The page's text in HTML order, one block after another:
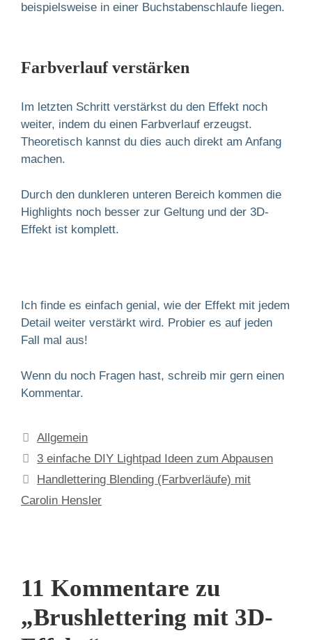
beispielsweise in einer Buchstabenschlaufe liegen.
Farbverlauf verstärken
Im letzten Schritt verstärkst du den Effekt noch
weiter, indem du einen Farbverlauf erzeugst.
Theoretisch kannst du dies auch direkt am Anfang
machen.
Durch den dunkleren unteren Bereich kommen die
Highlights noch besser zur Geltung und der 3D-
Effekt ist komplett.
Ich finde es einfach genial, wie der Effekt mit jedem
Detail weiter verstärkt wird. Probier es auf jeden
Fall mal aus!
Wenn du noch Fragen hast, schreib mir gern einen
Kommentar.
Kategorien
Allgemein
3 einfache DIY Lightpad Ideen zum Abpausen
Handlettering Blending (Farbverläufe) mit
Carolin Hensler
11 Kommentare zu
„Brushlettering mit 3D-